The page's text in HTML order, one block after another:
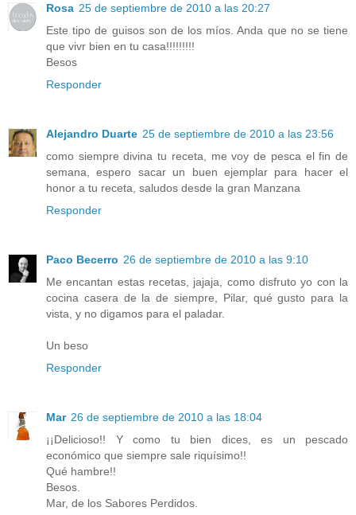
Rosa 25 de septiembre de 2010 a las 20:27
Este tipo de guisos son de los míos. Anda que no se tiene
que vivr bien en tu casa!!!!!!!!!
Besos
Responder
Alejandro Duarte 25 de septiembre de 2010 a las 23:56
como siempre divina tu receta, me voy de pesca el fin de
semana, espero sacar un buen ejemplar para hacer el
honor a tu receta, saludos desde la gran Manzana
Responder
Paco Becerro 26 de septiembre de 2010 a las 9:10
Me encantan estas recetas, jajaja, como disfruto yo con la
cocina casera de la de siempre, Pilar, qué gusto para la
vista, y no digamos para el paladar.
Un beso
Responder
Mar 26 de septiembre de 2010 a las 18:04
¡¡Delicioso!! Y como tu bien dices, es un pescado
económico que siempre sale riquísimo!!
Qué hambre!!
Besos.
Mar, de los Sabores Perdidos.